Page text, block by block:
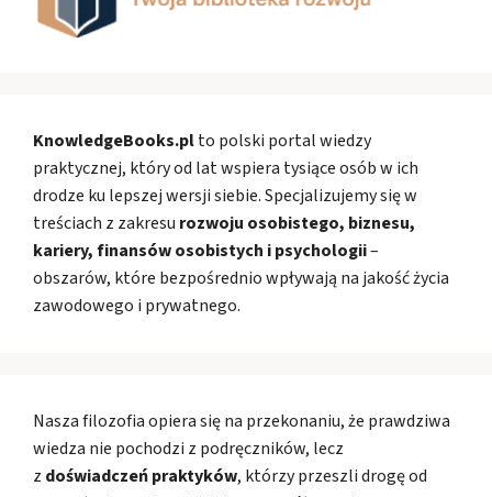
KnowledgeBooks.plto polski portal wiedzy
praktycznej, który od lat wspiera tysiące osób w ich
drodze ku lepszej wersji siebie. Specjalizujemy się w
treściach z zakresu rozwoju osobistego, biznesu,
kariery, finansów osobistych i psychologii–
obszarów, które bezpośrednio wpływają na jakość życia
zawodowego i prywatnego.
Nasza filozofia opiera się na przekonaniu, że prawdziwa
wiedza nie pochodzi z podręczników, lecz
z doświadczeń praktyków, którzy przeszli drogę od